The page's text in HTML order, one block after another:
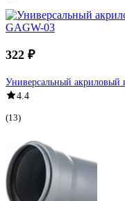
322 ₽
Универсальный акриловый
4.4
(13)